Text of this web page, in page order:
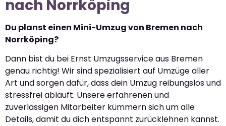
nach Norrköping
Du planst einen Mini-Umzug von Bremen nach
Norrköping?
Dann bist du bei Ernst Umzugsservice aus Bremen
genau richtig! Wir sind spezialisiert auf Umzüge aller
Art und sorgen dafür, dass dein Umzug reibungslos und
stressfrei abläuft. Unsere erfahrenen und
zuverlässigen Mitarbeiter kümmern sich um alle
Details, damit du dich entspannt zurücklehnen kannst.